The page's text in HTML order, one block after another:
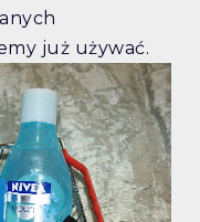
już używać.